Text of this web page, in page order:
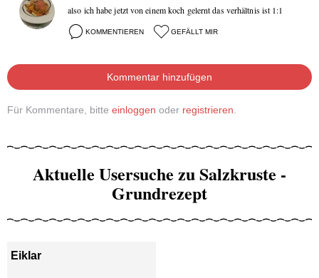
also ich habe jetzt von einem koch gelernt das verhältnis ist 1:1
KOMMENTIEREN GEFÄLLT MIR
Kommentar hinzufügen
Für Kommentare, bitte einloggen oder registrieren
Aktuelle Usersuche zu Salzkruste -
Grundrezept
Eiklar